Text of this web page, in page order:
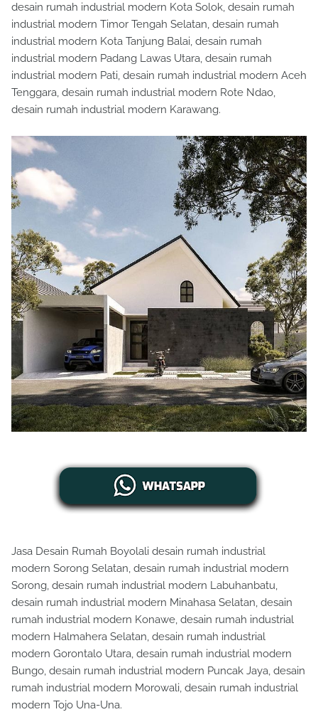
desain rumah industrial modern Kota Solok, desain rumah
industrial modern Timor Tengah Selatan, desain rumah
industrial modern Kota Tanjung Balai, desain rumah
industrial modern Padang Lawas Utara, desain rumah
industrial modern Pati, desain rumah industrial modern Aceh
Tenggara, desain rumah industrial modern Rote Ndao,
desain rumah industrial modern Karawang.
Jasa Desain Rumah Boyolali desain rumah industrial
modern Sorong Selatan, desain rumah industrial modern
Sorong, desain rumah industrial modern Labuhanbatu,
desain rumah industrial modern Minahasa Selatan, desain
rumah industrial modern Konawe, desain rumah industrial
modern Halmahera Selatan, desain rumah industrial
modern Gorontalo Utara, desain rumah industrial modern
Bungo, desain rumah industrial modern Puncak Jaya, desain
rumah industrial modern Morowali, desain rumah industrial
modern Tojo Una-Una.